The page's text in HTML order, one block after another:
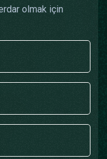
olmak için